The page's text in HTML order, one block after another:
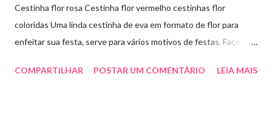
Cestinha flor rosa Cestinha flor vermelho cestinhas flor
coloridas Uma linda cestinha de eva em formato de flor para
enfeitar sua festa, serve para vários motivos de festas. Faço
artesmania1@hotmail.com
COMPARTILHAR POSTAR UM COMENTÁRIO LEIA MAIS